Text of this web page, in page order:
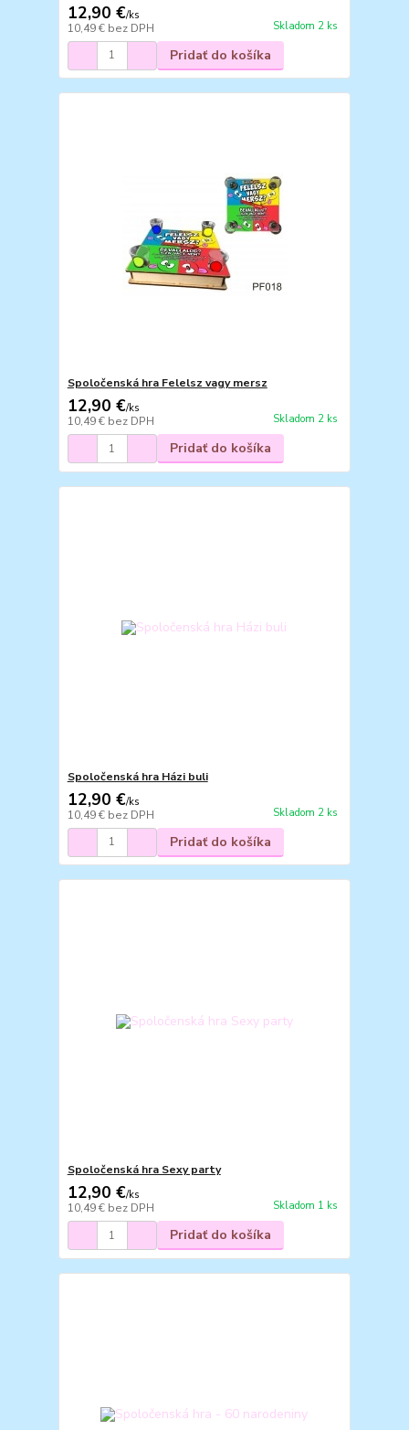
12,90 €/ks
10,49 € bez DPH Skladom 2 ks
Pridať do košíka
Spoločenská hra Felelsz vagy mersz
12,90 €/ks
10,49 € bez DPH Skladom 2 ks
Pridať do košíka
Spoločenská hra Házi buli
12,90 €/ks
10,49 € bez DPH Skladom 2 ks
Pridať do košíka
Spoločenská hra Sexy party
12,90 €/ks
10,49 € bez DPH Skladom 1 ks
Pridať do košíka